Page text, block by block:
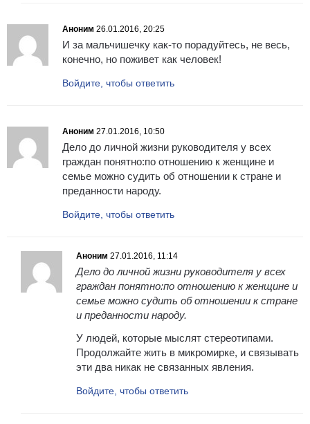
Аноним 26.01.2016, 20:25
И за мальчишечку как-то порадуйтесь, не весь,
конечно, но поживет как человек!
Войдите, чтобы ответить
Аноним 27.01.2016, 10:50
Дело до личной жизни руководителя у всех
граждан понятно:по отношению к женщине и
семье можно судить об отношении к стране и
преданности народу.
Войдите, чтобы ответить
Аноним 27.01.2016, 11:14
Дело до личной жизни руководителя у всех
граждан понятно:по отношению к женщине и
семье можно судить об отношении к стране
и преданности народу.
У людей, которые мыслят стереотипами.
Продолжайте жить в микромирке, и связывать
эти два никак не связанных явления.
Войдите, чтобы ответить